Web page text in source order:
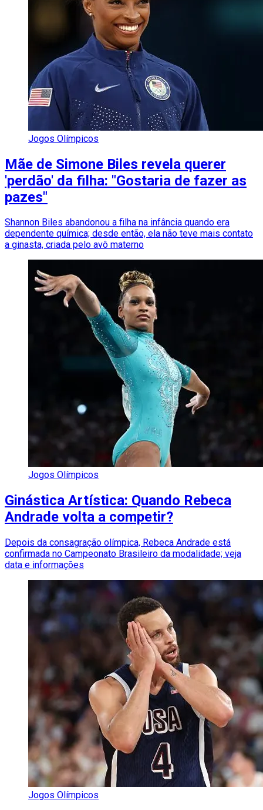
Jogos Olímpicos
Mãe de Simone Biles revela querer
'perdão' da filha: "Gostaria de fazer as
pazes"
Shannon Biles abandonou a filha na infância quando era
dependente química; desde então, ela não teve mais contato
a ginasta, criada pelo avô materno
Jogos Olímpicos
Ginástica Artística: Quando Rebeca
Andrade volta a competir?
Depois da consagração olímpica, Rebeca Andrade está
confirmada no Campeonato Brasileiro da modalidade; veja
data e informações
Jogos Olímpicos